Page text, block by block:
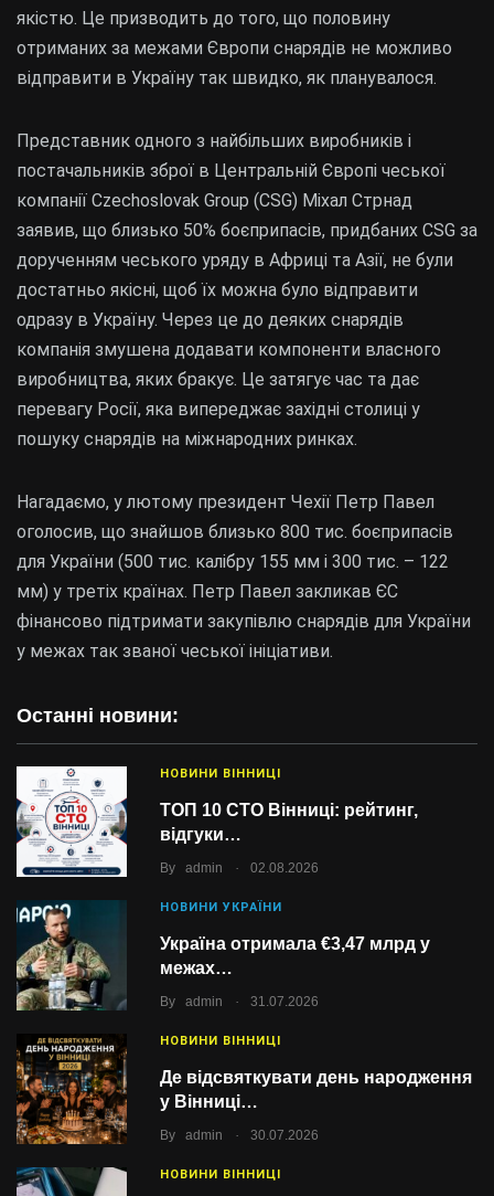
Останні новини:
НОВИНИ ВІННИЦІ
ТОП 10 СТО Вінниці: рейтинг,
відгуки…
By admin . 02.08.2026
НОВИНИ УКРАЇНИ
Україна отримала €3,47 млрд у
межах…
By admin . 31.07.2026
НОВИНИ ВІННИЦІ
Де відсвяткувати день народження
у Вінниці…
By admin . 30.07.2026
НОВИНИ ВІННИЦІ
якістю. Це призводить до того, що половину
отриманих за межами Європи снарядів не можливо
відправити в Україну так швидко, як планувалося.
Представник одного з найбільших виробників і
постачальників зброї в Центральній Європі чеської
компанії Czechoslovak Group (CSG) Міхал Стрнад
заявив, що близько 50% боєприпасів, придбаних CSG за
дорученням чеського уряду в Африці та Азії, не були
достатньо якісні, щоб їх можна було відправити
одразу в Україну. Через це до деяких снарядів
компанія змушена додавати компоненти власного
виробництва, яких бракує. Це затягує час та дає
перевагу Росії, яка випереджає західні столиці у
пошуку снарядів на міжнародних ринках.
Нагадаємо, у лютому президент Чехії Петр Павел
оголосив, що знайшов близько 800 тис. боєприпасів
для України (500 тис. калібру 155 мм і 300 тис. – 122
мм) у третіх країнах. Петр Павел закликав ЄС
фінансово підтримати закупівлю снарядів для України
у межах так званої чеської ініціативи.